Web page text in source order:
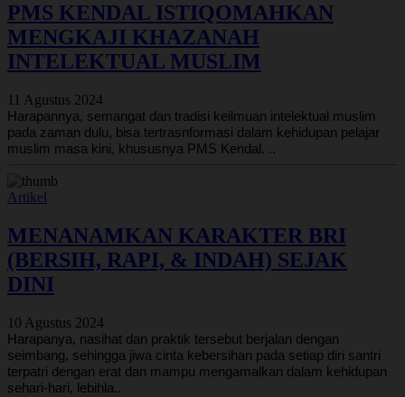
PMS KENDAL ISTIQOMAHKAN
MENGKAJI KHAZANAH
INTELEKTUAL MUSLIM
11 Agustus 2024
Harapannya, semangat dan tradisi keilmuan intelektual muslim
pada zaman dulu, bisa tertrasnformasi dalam kehidupan pelajar
muslim masa kini, khususnya PMS Kendal. ..
Artikel
MENANAMKAN KARAKTER BRI
(BERSIH, RAPI, & INDAH) SEJAK
DINI
10 Agustus 2024
Harapanya, nasihat dan praktik tersebut berjalan dengan
seimbang, sehingga jiwa cinta kebersihan pada setiap diri santri
terpatri dengan erat dan mampu mengamalkan dalam kehidupan
sehari-hari, lebihla..